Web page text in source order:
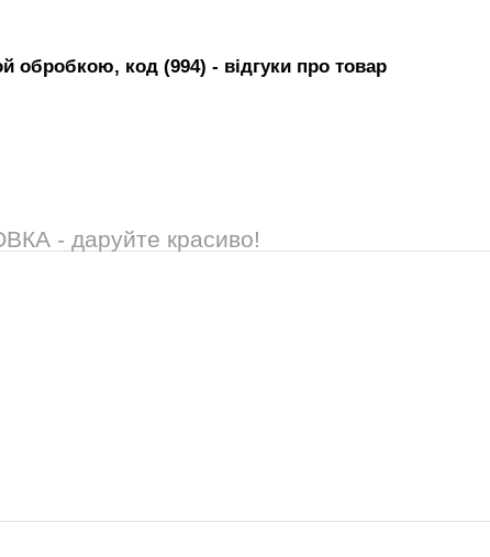
обробкою, код (994) - вiдгуки про товар
- даруйте красиво!